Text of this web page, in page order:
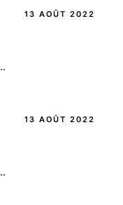
13 AOÛT 2022
13 AOÛT 2022